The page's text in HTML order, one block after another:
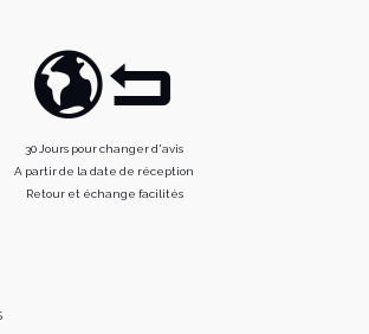
30 Jours pour changer d'avis
A partir de la date de réception
Retour et échange facilités